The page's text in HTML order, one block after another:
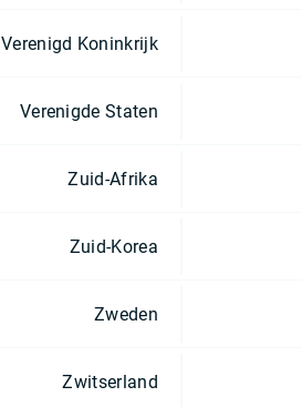
Verenigd Koninkrijk
Verenigde Staten
Zuid-Afrika
Zuid-Korea
Zweden
Zwitserland